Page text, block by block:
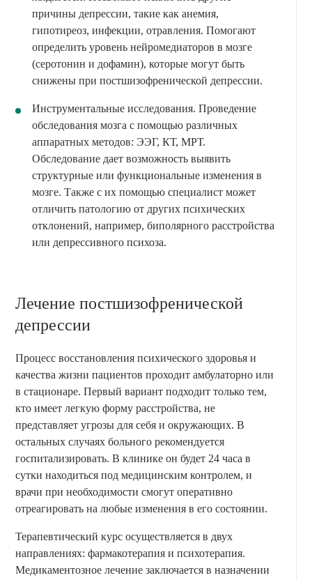
причины депрессии, такие как анемия,
гипотиреоз, инфекции, отравления. Помогают
определить уровень нейромедиаторов в мозге
(серотонин и дофамин), которые могут быть
снижены при постшизофренической депрессии.
Инструментальные исследования. Проведение
обследования мозга с помощью различных
аппаратных методов: ЭЭГ, КТ, МРТ.
Обследование дает возможность выявить
структурные или функциональные изменения в
мозге. Также с их помощью специалист может
отличить патологию от других психических
отклонений, например, биполярного расстройства
или депрессивного психоза.
Лечение постшизофренической
депрессии
Процесс восстановления психического здоровья и
качества жизни пациентов проходит амбулаторно или
в стационаре. Первый вариант подходит только тем,
кто имеет легкую форму расстройства, не
представляет угрозы для себя и окружающих. В
остальных случаях больного рекомендуется
госпитализировать. В клинике он будет 24 часа в
сутки находиться под медицинским контролем, и
врачи при необходимости смогут оперативно
отреагировать на любые изменения в его состоянии.
Терапевтический курс осуществляется в двух
направлениях: фармакотерапия и психотерапия.
Медикаментозное лечение заключается в назначении